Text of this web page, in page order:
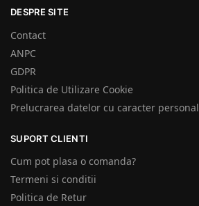
DESPRE SITE
Contact
ANPC
GDPR
Politica de Utilizare Cookie
Prelucrarea datelor cu caracter personal
SUPORT CLIENTI
Cum pot plasa o comanda?
Termeni si conditii
Politica de Retur